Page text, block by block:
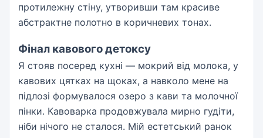
протилежну стіну, утворивши там красиве
абстрактне полотно в коричневих тонах.
Фінал кавового детоксу
Я стояв посеред кухні — мокрий від молока, у
кавових цятках на щоках, а навколо мене на
підлозі формувалося озеро з кави та молочної
пінки. Кавоварка продовжувала мирно гудіти,
ніби нічого не сталося. Мій естетський ранок